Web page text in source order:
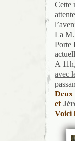
Cette
La
Porte
A
avec
Deux
et
Voici